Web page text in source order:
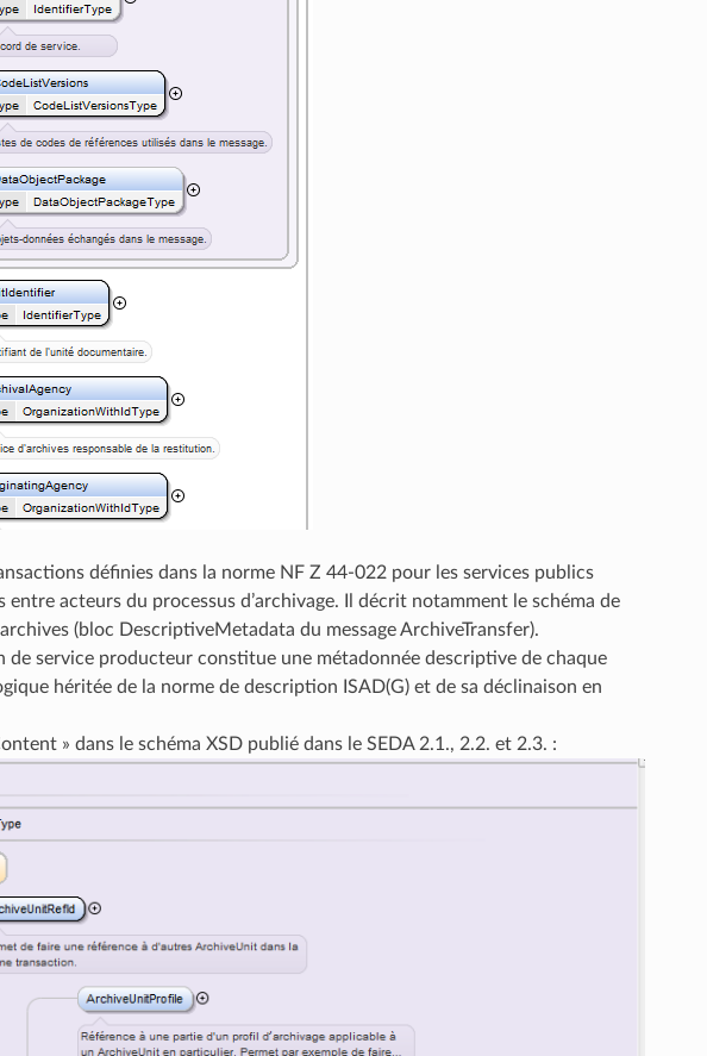
définies dans la norme NF Z 44‑022 pour les services publics
entre acteurs du processus d’archivage. Il décrit notamment le schéma de
(bloc DescriptiveMetadata du message ArchiveTransfer).
de service producteur constitue une métadonnée descriptive de chaque
héritée de la norme de description ISAD(G) et de sa déclinaison en
» dans le schéma XSD publié dans le SEDA 2.1., 2.2. et 2.3. :